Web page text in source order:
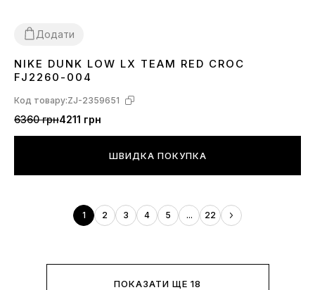
Додати
3637 383940 4142 43 4445
NIKE DUNK LOW LX TEAM RED CROC
FJ2260-004
Код товару:ZJ-2359651
6360 грн4211 грн
ШВИДКА ПОКУПКА
1 2 3 4 5 ... 22
ПОКАЗАТИ ЩЕ 18